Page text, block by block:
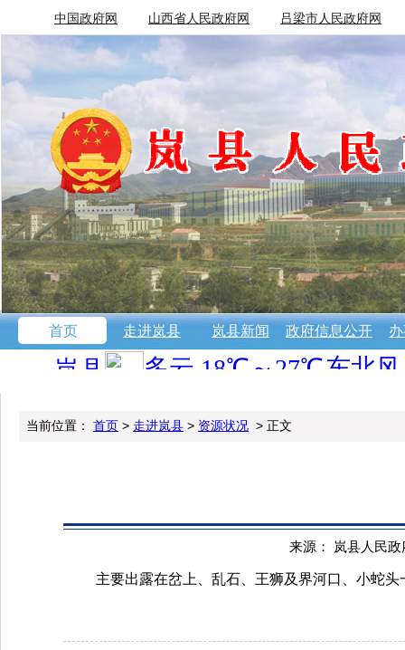
中国政府网 山西省人民政府网 吕梁市人民政府网
首页 走进岚县 岚县新闻 政府信息公开
当前位置： 首页 > 走进岚县 > 资源状况 > 正文
来源： 岚县人民
主要出露在岔上、乱石、王狮及界河口、小蛇